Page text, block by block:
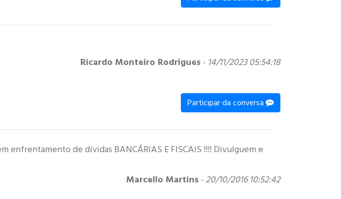
Ricardo Monteiro Rodrigues- 14/11/2023 05:54:18
Participar da conversa
enfrentamento de dívidas BANCÁRIAS E FISCAIS !!!! Divulguem e
Marcello Martins-20/10/2016 10:52:42